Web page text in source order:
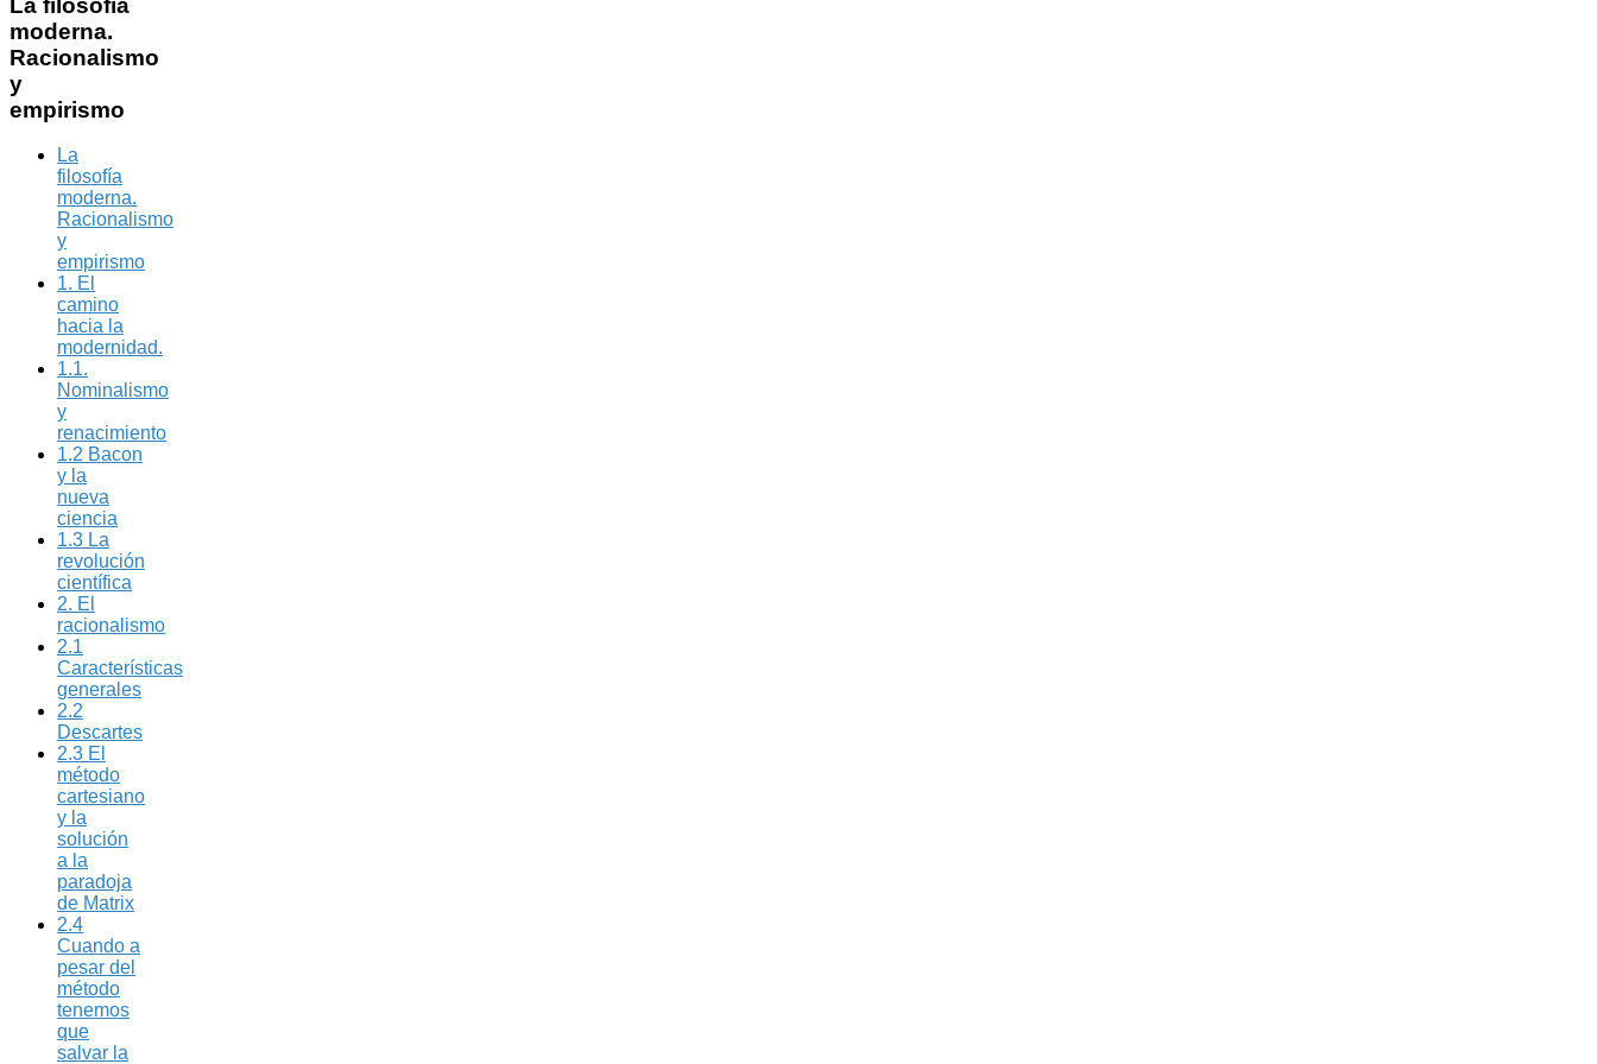
moderna.
Racionalismo
y
empirismo
La
filosofía
moderna.
Racionalismo
y
empirismo
1. El
camino
hacia la
modernidad.
1.1.
Nominalismo
y
renacimiento
1.2 Bacon
y la
nueva
ciencia
1.3 La
revolución
científica
2. El
racionalismo
2.1
Características
generales
2.2
Descartes
2.3 El
método
cartesiano
y la
solución
a la
paradoja
de Matrix
2.4
Cuando a
pesar del
método
tenemos
que
salvar la